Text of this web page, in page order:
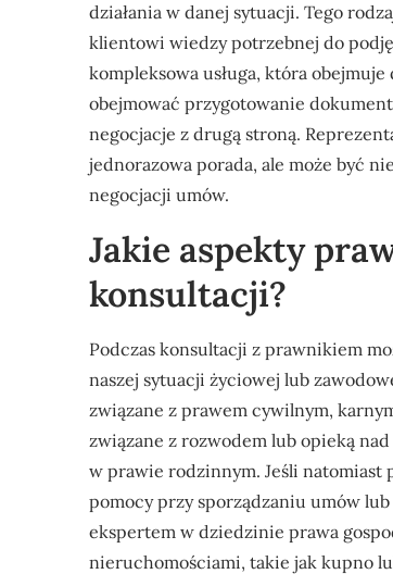
działania w danej sytuacji. Tego
klientowi wiedzy potrzebnej do
kompleksowa usługa, która
obejmować przygotowanie
negocjacje z drugą stroną.
jednorazowa porada, ale może być
negocjacji umów.
Jakie aspekty
konsultacji?
Podczas konsultacji z prawnikiem
naszej sytuacji życiowej lub
związane z prawem cywilnym,
związane z rozwodem lub opieką
w prawie rodzinnym. Jeśli natomiast
pomocy przy sporządzaniu umów
ekspertem w dziedzinie prawa
nieruchomościami, takie jak kupno